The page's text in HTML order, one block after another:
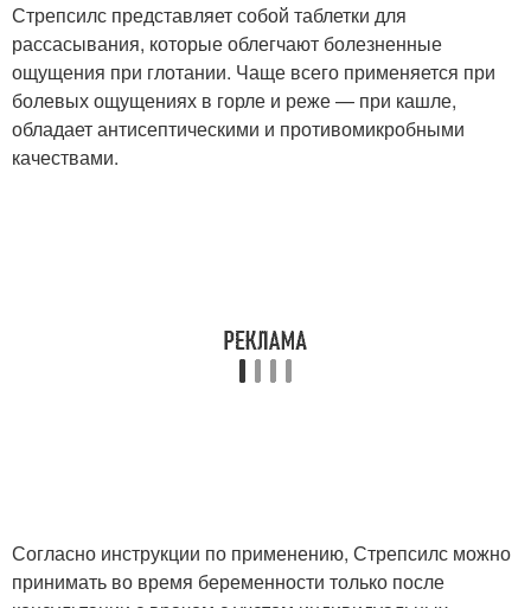
Стрепсилс представляет собой таблетки для
рассасывания, которые облегчают болезненные
ощущения при глотании. Чаще всего применяется при
болевых ощущениях в горле и реже — при кашле,
обладает антисептическими и противомикробными
качествами.
Согласно инструкции по применению, Стрепсилс можно
принимать во время беременности только после